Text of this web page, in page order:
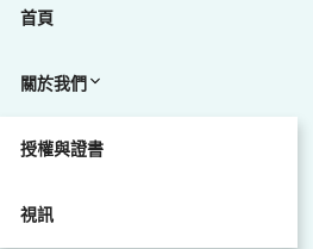
首頁
關於我們
授權與證書
視訊